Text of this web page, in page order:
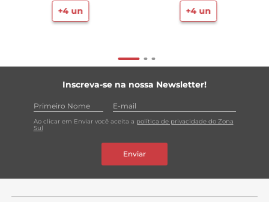
+4un +4un
Inscreva-se na nossa Newsletter!
Ao clicar em Enviar você aceita a política de privacidade do Zona
Sul
Enviar